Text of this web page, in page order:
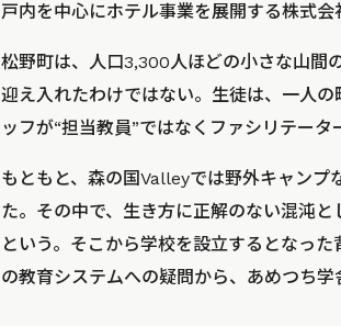
戸内を中心にホテル事業を展開する株式
松野町は、人口3,300人ほどの小さな山間
迎え入れたわけではない。生徒は、一人
ッフが“担当教員”ではなくファシリテー
もともと、森の国Valleyでは野外キャンプ
た。その中で、生き方に正解のない混沌
という。そこから学校を設立するとなっ
の教育システムへの疑問から、あめつち学